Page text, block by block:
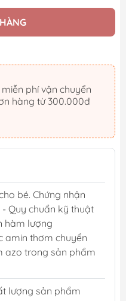
phí vận chuyển
hàng từ 300.000đ
bé. Chứng nhận
- Quy chuẩn kỹ thuật
hàm lượng
amin thơm chuyển
azo trong sản phẩm
lượng sản phẩm